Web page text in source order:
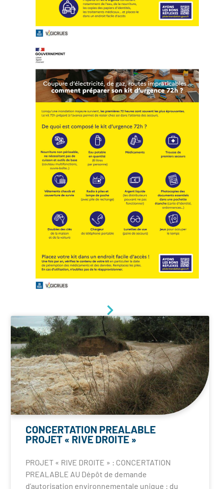
CONCERTATION PREALABLE
PROJET « RIVE DROITE »
PROJET « RIVE DROITE » : CONCERTATION
PREALABLE AU Dépôt de demande
d’autorisation environnementale unique : du